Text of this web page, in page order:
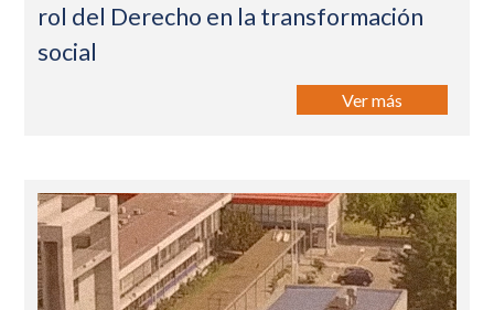
rol del Derecho en la transformación
social
Ver más